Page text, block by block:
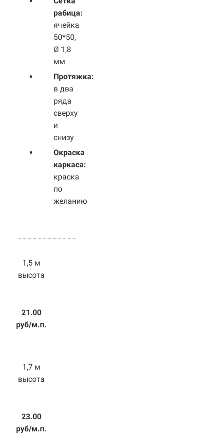
рабица:
ячейка
50*50,
Ø 1,8
мм
Протяжка:
в два
ряда
сверху
и
снизу
Окраска
каркаса:
краска
по
желанию
1,5 м
высота
21.00
руб/м.п.
1,7 м
высота
23.00
руб/м.п.